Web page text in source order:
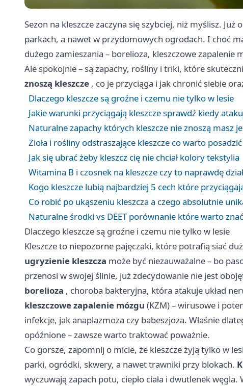
Sezon na kleszcze zaczyna się szybciej, niż myślisz.
parkach, a nawet w przydomowych ogrodach. I choć
dużego zamieszania – borelioza, kleszczowe
Ale spokojnie – są zapachy, rośliny i triki, które
znoszą kleszcze , co je przyciąga i jak chronić siebie
Dlaczego kleszcze są groźne i czemu nie tylko w lesie
Jakie warunki przyciągają kleszcze sprawdź kiedy
Naturalne zapachy których kleszcze nie znoszą masz
Zioła i rośliny odstraszające kleszcze co warto
Jak się ubrać żeby kleszcz cię nie chciał kolory tekstylia
Witamina B i czosnek na kleszcze czy to naprawdę
Kogo kleszcze lubią najbardziej 5 cech które
Co robić po ukąszeniu kleszcza a czego absolutnie
Naturalne środki vs DEET porównanie które warto znać
Dlaczego kleszcze są groźne i czemu nie tylko w lesie
Kleszcze to niepozorne pajęczaki, które potrafią siać
ugryzienie kleszcza może być niezauważalne – bo
przenosi w swojej ślinie, już zdecydowanie nie jest
borelioza , choroba bakteryjna, która atakuje układ
kleszczowe zapalenie mózgu (KZM) – wirusowe i
infekcje, jak anaplazmoza czy babeszjoza. Właśnie
opóźnione – zawsze warto traktować poważnie.
Co gorsze, zapomnij o micie, że kleszcze żyją tylko w
parki, ogródki, skwery, a nawet trawniki przy blokach.
wyczuwają zapach potu, ciepło ciała i dwutlenek